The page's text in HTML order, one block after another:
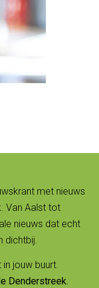
met nieuws
Van Aalst tot
nieuws dat echt
dichtbij.
jouw buurt.
Denderstreek.